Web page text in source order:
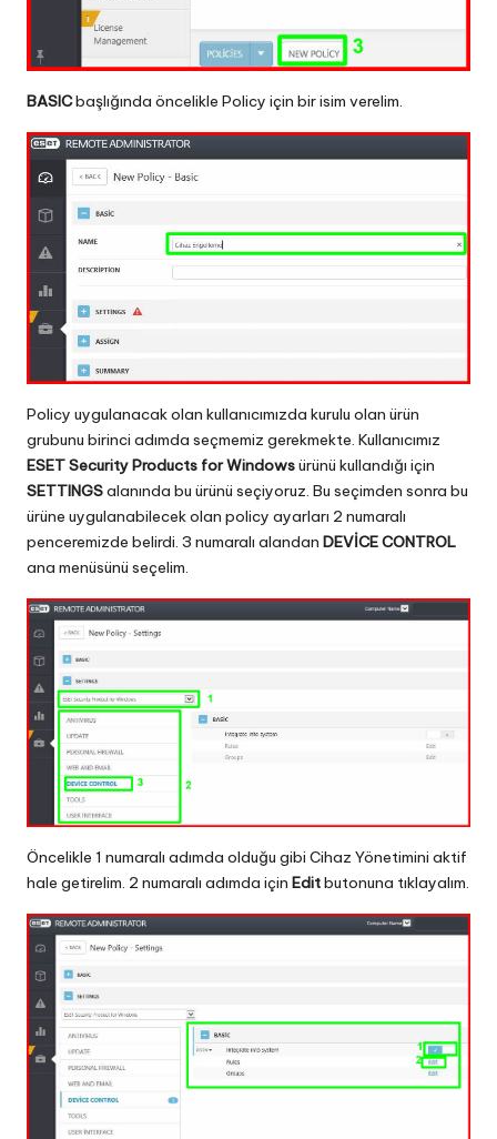
BASICbaşlığında öncelikle Policy için bir isim verelim.
Policy uygulanacak olan kullanıcımızda kurulu olan ürün
grubunu birinci adımda seçmemiz gerekmekte. Kullanıcımız
ESET Security Products for Windowsürünü kullandığı için
SETTINGSalanında bu ürünü seçiyoruz. Bu seçimden sonra bu
ürüne uygulanabilecek olan policy ayarları 2 numaralı
penceremizde belirdi. 3 numaralı alandan DEVİCE CONTROL
ana menüsünü seçelim.
Öncelikle 1 numaralı adımda olduğu gibi Cihaz Yönetimini aktif
hale getirelim. 2 numaralı adımda için Editbutonuna tıklayalım.